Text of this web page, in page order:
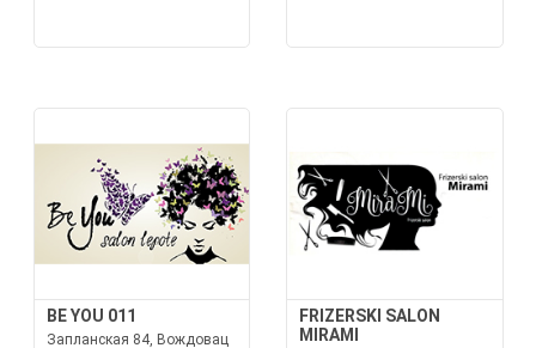
BE YOU 011
Запланская 84, Вождовац
FRIZERSKI SALON
MIRAMI